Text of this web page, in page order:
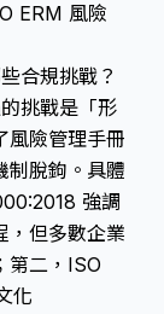
ERM 風險
合規挑戰？
挑戰是「形
險管理手冊
制脫鉤。具體
強調
，但多數企業
第二，ISO
化